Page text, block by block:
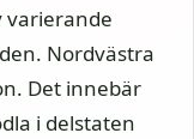
varierande
Nordvästra
Det innebär
i delstaten